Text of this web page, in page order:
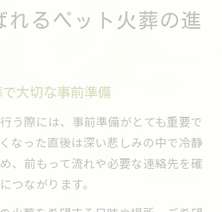
れるペット火葬の進
大切な事前準備
う際には、事前準備がとても重要で
なった直後は深い悲しみの中で冷静
、前もって流れや必要な連絡先を確
つながります。